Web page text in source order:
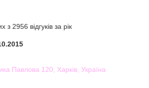
з 2956 відгуків за рік
Павлова 120, Харків, Україна